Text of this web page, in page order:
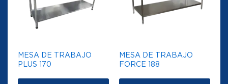
MESA DE TRABAJO
PLUS 170
MESA DE TRABAJO
FORCE 188